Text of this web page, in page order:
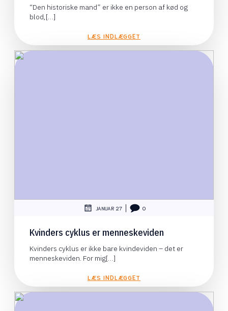
“Den historiske mand” er ikke en person af kød og
blod,[…]
LÆS INDLÆGGET
JANUAR 27 0
Kvinders cyklus er menneskeviden
Kvinders cyklus er ikke bare kvindeviden – det er
menneskeviden. For mig[…]
LÆS INDLÆGGET